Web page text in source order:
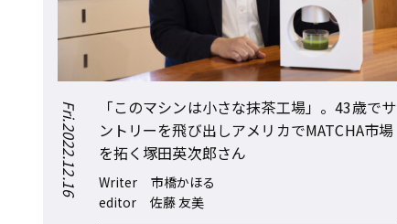
Fri.2022.12.16
「このマシンは小さな抹茶工場」。43歳でサ
ントリーを飛び出しアメリカでMATCHA市場
を拓く塚田英次郎さん
Writer 市橋かほる
editor 佐藤 友美